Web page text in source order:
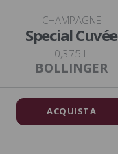
CHAMPAGNE
Special Cuvée
0,375 L
BOLLINGER
ACQUISTA